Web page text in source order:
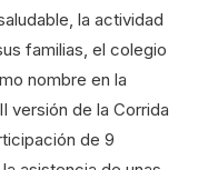
la actividad
familias, el colegio
nombre en la
versión de la Corrida
de 9